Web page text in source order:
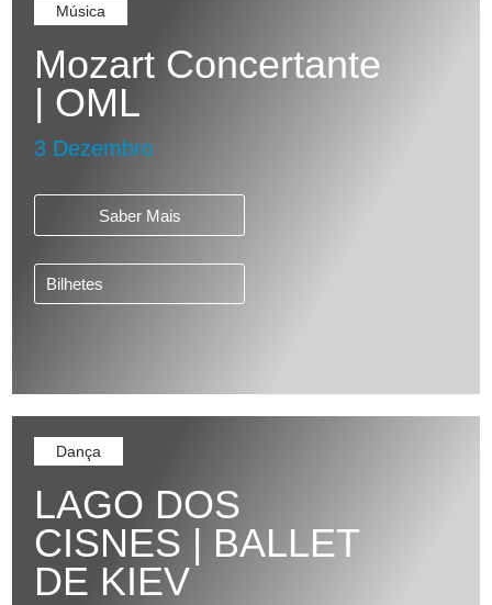
Música
Mozart Concertante
| OML
3 Dezembro
Saber Mais
Bilhetes
Dança
LAGO DOS
CISNES | BALLET
DE KIEV